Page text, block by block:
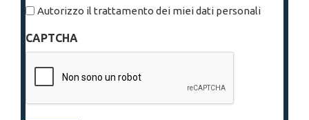
l'informativa
privacy
Autorizzo il trattamento dei miei dati personali
CAPTCHA